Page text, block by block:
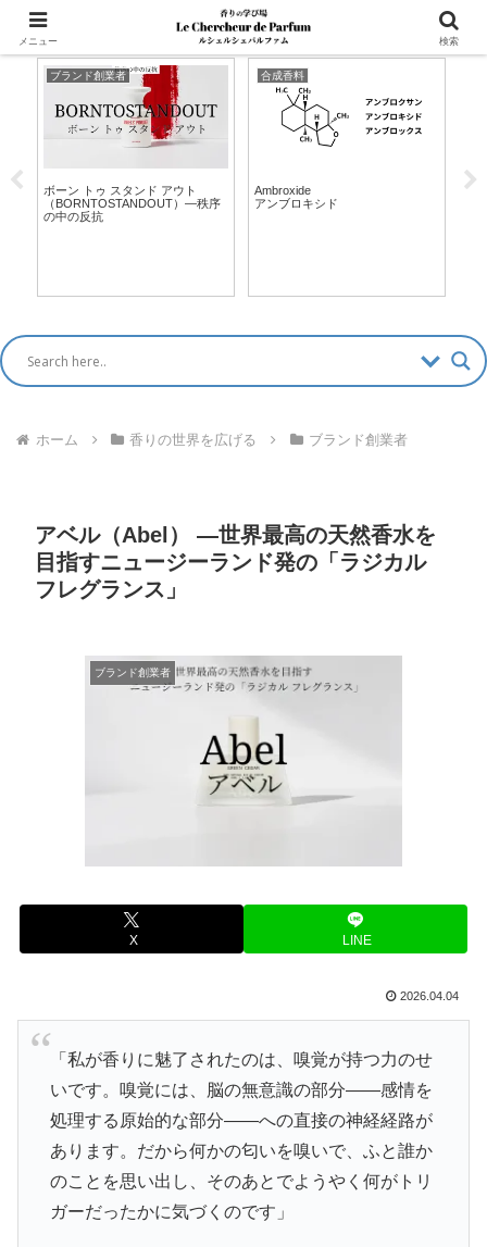
マッチングアプリ風「香水診断」新登場！ >>
ブランド創業者
ボーン トゥ スタンド アウト
（BORNTOSTANDOUT）―秩序
の中の反抗
合成香料
Ambroxide
アンブロキシド
ホーム 香りの世界を広げる ブランド創業者
アベル（Abel） —世界最高の天然香水を
目指すニュージーランド発の「ラジカル
フレグランス」
ブランド創業者
X LINE
2026.04.04
「私が香りに魅了されたのは、嗅覚が持つ力のせ
いです。嗅覚には、脳の無意識の部分——感情を
処理する原始的な部分——への直接の神経経路が
あります。だから何かの匂いを嗅いで、ふと誰か
のことを思い出し、そのあとでようやく何がトリ
ガーだったかに気づくのです」
メニュー 検索